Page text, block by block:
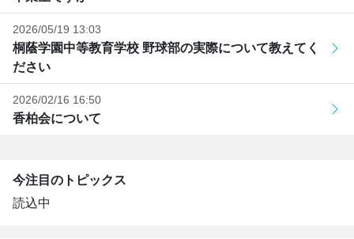
2026/05/19 13:03
桐蔭学園中等教育学校 野球部の実際について教えてく
ださい
2026/02/16 16:50
香柏会について
今注目のトピックス
読込中